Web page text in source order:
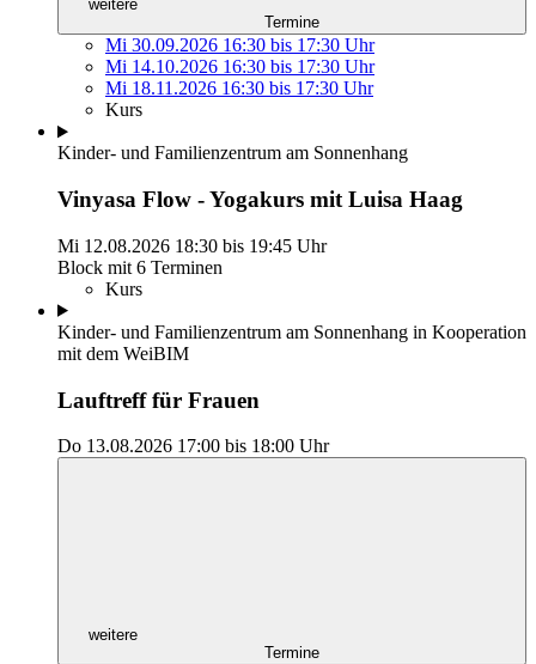
weitere
Termine
Mi 30.09.2026 16:30 bis 17:30 Uhr
Mi 14.10.2026 16:30 bis 17:30 Uhr
Mi 18.11.2026 16:30 bis 17:30 Uhr
Kurs
Kinder- und Familienzentrum am Sonnenhang
Vinyasa Flow - Yogakurs mit Luisa Haag
Mi 12.08.2026 18:30 bis 19:45 Uhr
Block mit 6 Terminen
Kurs
Kinder- und Familienzentrum am Sonnenhang in Kooperation
mit dem WeiBIM
Lauftreff für Frauen
Do 13.08.2026 17:00 bis 18:00 Uhr
weitere
Termine